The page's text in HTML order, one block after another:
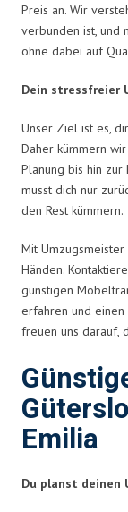
Preis an. Wir
verbunden ist, und
ohne dabei auf
Dein stressfreier
Unser Ziel ist es,
Daher kümmern
Planung bis hin
musst dich nur
den Rest kümmern.
Mit
Händen.
günstigen
erfahren und
freuen uns darauf,
Emilia
Du planst deinen